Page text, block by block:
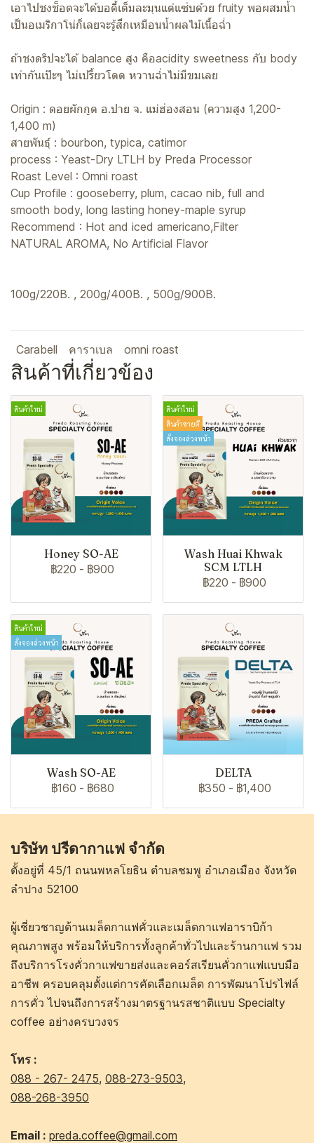
เอาไปชงช็อตจะได้บอดี้เต็มละมุนแต่แซ่บด้วย fruity พอผสมน้ำ
เป็นอเมริกาโน่ก็เลยจะรู้สึกเหมือนน้ำผลไม้เนื้อฉ่ำ
ถ้าชงดริปจะได้ balance สูง คือacidity sweetness กับ body
เท่ากันเป๊ะๆ ไม่เปรี้ยวโดด หวานฉ่ำไม่มีขมเลย
Origin : ดอยผักกูด อ.ปาย จ. แม่ฮ่องสอน (ความสูง 1,200-
1,400 m)
สายพันธ์ุ : bourbon, typica, catimor
process : Yeast-Dry LTLH by Preda Processor
Roast Level : Omni roast
Cup Profile : gooseberry, plum, cacao nib, full and
smooth body, long lasting honey-maple syrup
Recommend : Hot and iced americano,Filter
NATURAL AROMA, No Artificial Flavor
100g/220B. , 200g/400B. , 500g/900B.
Carabell คาราเบล omni roast
สินค้าที่เกี่ยวข้อง
สินค้าใหม่
Honey SO-AE
฿220 - ฿900
สินค้าใหม่
สินค้าขายดี
สั่งจองล่วงหน้า
Wash Huai Khwak
SCM LTLH
฿220 - ฿900
สินค้าใหม่
สั่งจองล่วงหน้า
Wash SO-AE
฿160 - ฿680
DELTA
฿350 - ฿1,400
บริษัท ปรีดากาแฟ จำกัด
ตั้งอยู่ที่ 45/1 ถนนพหลโยธิน ตำบลชมพู อำเภอเมือง จังหวัด
ลำปาง 52100
ผู้เชี่ยวชาญด้านเมล็ดกาแฟคั่วและเมล็ดกาแฟอาราบิก้า
คุณภาพสูง พร้อมให้บริการทั้งลูกค้าทั่วไปและร้านกาแฟ รวม
ถึงบริการโรงคั่วกาแฟขายส่งและคอร์สเรียนคั่วกาแฟแบบมือ
อาชีพ ครอบคลุมตั้งแต่การคัดเลือกเมล็ด การพัฒนาโปรไฟล์
การคั่ว ไปจนถึงการสร้างมาตรฐานรสชาติแบบ Specialty
coffee อย่างครบวงจร
โทร :
088 - 267- 2475, 088-273-9503,
088-268-3950
Email : preda.coffee@gmail.com